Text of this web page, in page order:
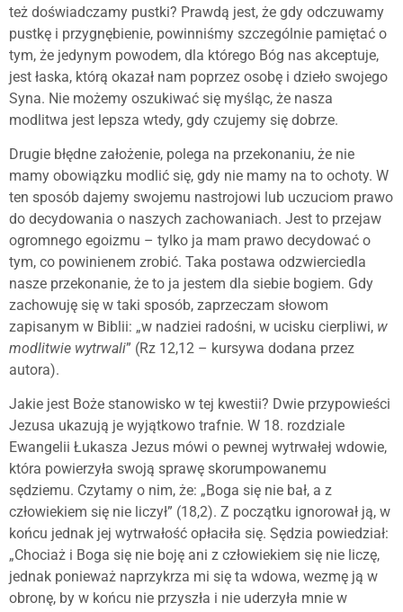
też doświadczamy pustki? Prawdą jest, że gdy odczuwamy
pustkę i przygnębienie, powinniśmy szczególnie pamiętać o
tym, że jedynym powodem, dla którego Bóg nas akceptuje,
jest łaska, którą okazał nam poprzez osobę i dzieło swojego
Syna. Nie możemy oszukiwać się myśląc, że nasza
modlitwa jest lepsza wtedy, gdy czujemy się dobrze.
Drugie błędne założenie, polega na przekonaniu, że nie
mamy obowiązku modlić się, gdy nie mamy na to ochoty. W
ten sposób dajemy swojemu nastrojowi lub uczuciom prawo
do decydowania o naszych zachowaniach. Jest to przejaw
ogromnego egoizmu – tylko ja mam prawo decydować o
tym, co powinienem zrobić. Taka postawa odzwierciedla
nasze przekonanie, że to ja jestem dla siebie bogiem. Gdy
zachowuję się w taki sposób, zaprzeczam słowom
zapisanym w Biblii: „w nadziei radośni, w ucisku cierpliwi, w
modlitwie wytrwali” (Rz 12,12 – kursywa dodana przez
autora).
Jakie jest Boże stanowisko w tej kwestii? Dwie przypowieści
Jezusa ukazują je wyjątkowo trafnie. W 18. rozdziale
Ewangelii Łukasza Jezus mówi o pewnej wytrwałej wdowie,
która powierzyła swoją sprawę skorumpowanemu
sędziemu. Czytamy o nim, że: „Boga się nie bał, a z
człowiekiem się nie liczył” (18,2). Z początku ignorował ją, w
końcu jednak jej wytrwałość opłaciła się. Sędzia powiedział:
„Chociaż i Boga się nie boję ani z człowiekiem się nie liczę,
jednak ponieważ naprzykrza mi się ta wdowa, wezmę ją w
obronę, by w końcu nie przyszła i nie uderzyła mnie w